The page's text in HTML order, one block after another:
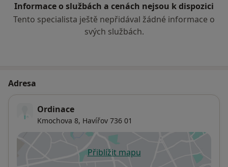
Informace o službách a cenách nejsou k dispozici
Tento specialista ještě nepřidával žádné informace o
svých službách.
Adresa
Ordinace
Kmochova 8, Havířov 736 01
Přiblížit mapuse otevře v nové záložce